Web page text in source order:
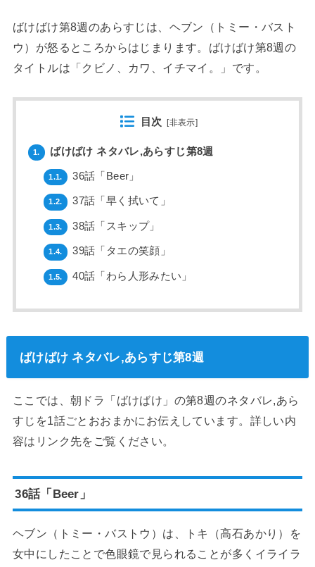
ばけばけ第8週のあらすじは、ヘブン（トミー・バスト
ウ）が怒るところからはじまります。ばけばけ第8週の
タイトルは「クビノ、カワ、イチマイ。」です。
目次 [非表示]
1. ばけばけ ネタバレ,あらすじ第8週
1.1. 36話「Beer」
1.2. 37話「早く拭いて」
1.3. 38話「スキップ」
1.4. 39話「タエの笑顔」
1.5. 40話「わら人形みたい」
ばけばけ ネタバレ,あらすじ第8週
ここでは、朝ドラ「ばけばけ」の第8週のネタバレ,あら
すじを1話ごとおおまかにお伝えしています。詳しい内
容はリンク先をご覧ください。
36話「Beer」
ヘブン（トミー・バストウ）は、トキ（高石あかり）を
女中にしたことで色眼鏡で見られることが多くイライラ